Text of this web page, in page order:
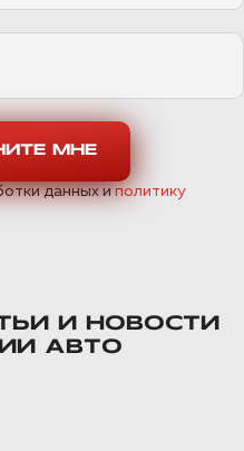
МНЕ
данных иполитику
И НОВОСТИ
АВТО